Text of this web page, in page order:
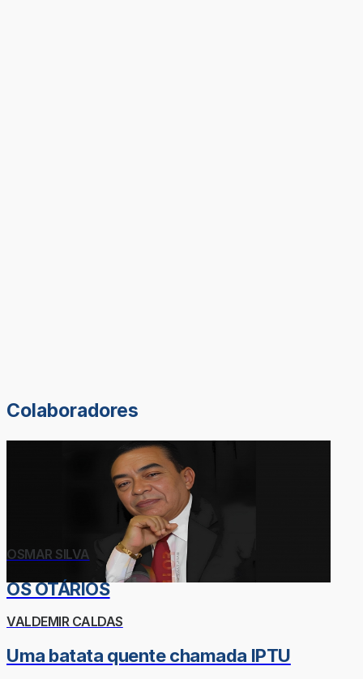
Colaboradores
OSMAR SILVA
OS OTÁRIOS
VALDEMIR CALDAS
Uma batata quente chamada IPTU